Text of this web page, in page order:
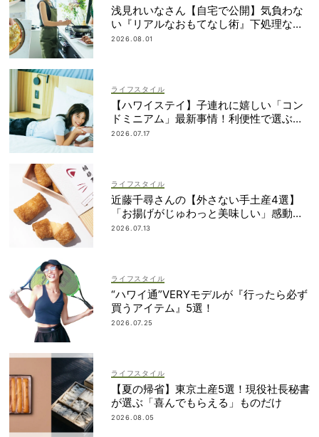
浅見れいなさん【自宅で公開】気負わな
い『リアルなおもてなし術』下処理なし
レシピや愛用品も
2026.08.01
ライフスタイル
【ハワイステイ】子連れに嬉しい「コン
ドミニアム」最新事情！利便性で選ぶな
ら？
2026.07.17
ライフスタイル
近藤千尋さんの【外さない手土産4選】
「お揚げがじゅわっと美味しい」感動も
のの逸品とは？
2026.07.13
ライフスタイル
“ハワイ通”VERYモデルが『行ったら必ず
買うアイテム』5選！
2026.07.25
ライフスタイル
【夏の帰省】東京土産5選！現役社長秘書
が選ぶ「喜んでもらえる」ものだけ
2026.08.05